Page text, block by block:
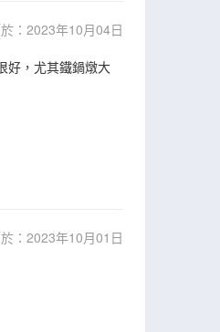
：2023年10月04日
好，尤其鐵鍋燉大
：2023年10月01日